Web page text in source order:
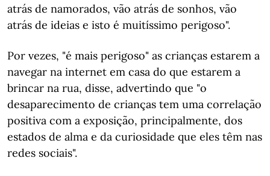
atrás de namorados, vão atrás de sonhos, vão
atrás de ideias e isto é muitíssimo perigoso".
Por vezes, "é mais perigoso" as crianças estarem a
navegar na internet em casa do que estarem a
brincar na rua, disse, advertindo que "o
desaparecimento de crianças tem uma correlação
positiva com a exposição, principalmente, dos
estados de alma e da curiosidade que eles têm nas
redes sociais".